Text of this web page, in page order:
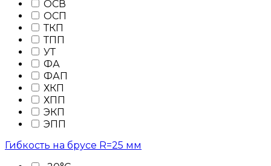
ОСВ
ОСП
ТКП
ТПП
УТ
ФА
ФАП
ХКП
ХПП
ЭКП
ЭПП
Гибкость на брусе R=25 мм